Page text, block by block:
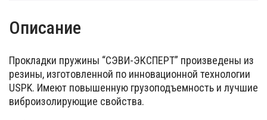
Описание
Прокладки пружины “СЭВИ-ЭКСПЕРТ” произведены из
резины, изготовленной по инновационной технологии
USPK. Имеют повышенную грузоподъемность и лучшие
виброизолирующие свойства.